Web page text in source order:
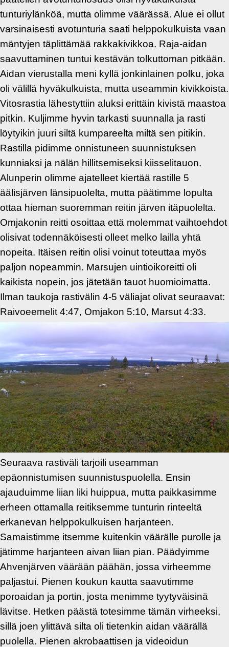
tunturiylänköä, mutta olimme väärässä. Alue ei ollut
varsinaisesti avotunturia saati helppokulkuista vaan
mäntyjen täplittämää rakkakivikkoa. Raja-aidan
saavuttaminen tuntui kestävän tolkuttoman pitkään.
Aidan vierustalla meni kyllä jonkinlainen polku, joka
oli välillä hyväkulkuista, mutta useammin kivikkoista.
Vitosrastia lähestyttiin aluksi erittäin kivistä maastoa
pitkin. Kuljimme hyvin tarkasti suunnalla ja rasti
löytyikin juuri siltä kumpareelta miltä sen pitikin.
Rastilla pidimme onnistuneen suunnistuksen
kunniaksi ja nälän hillitsemiseksi kiisselitauon.
Alunperin olimme ajatelleet kiertää rastille 5
äälisjärven länsipuolelta, mutta päätimme lopulta
ottaa hieman suoremman reitin järven itäpuolelta.
Omjakonin reitti osoittaa että molemmat vaihtoehdot
olisivat todennäköisesti olleet melko lailla yhtä
nopeita. Itäisen reitin olisi voinut toteuttaa myös
paljon nopeammin. Marsujen uintioikoreitti oli
kaikista nopein, jos jätetään tauot huomioimatta.
Ilman taukoja rastivälin 4-5 väliajat olivat seuraavat:
Raivoeemelit 4:47, Omjakon 5:10, Marsut 4:33.
Seuraava rastiväli tarjoili useamman
epäonnistumisen suunnistuspuolella. Ensin
ajauduimme liian liki huippua, mutta paikkasimme
erheen ottamalla reitiksemme tunturin rinteeltä
erkanevan helppokulkuisen harjanteen.
Samaistimme itsemme kuitenkin väärälle purolle ja
jätimme harjanteen aivan liian pian. Päädyimme
Ahvenjärven väärään päähän, jossa virheemme
paljastui. Pienen koukun kautta saavutimme
poroaidan ja portin, josta menimme tyytyväisinä
lävitse. Hetken päästä totesimme tämän virheeksi,
sillä joen ylittävä silta oli tietenkin aidan väärällä
puolella. Pienen akrobaattisen ja videoidun